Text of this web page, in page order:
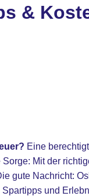
&
Eine
Mit der
gute Nachricht:
und